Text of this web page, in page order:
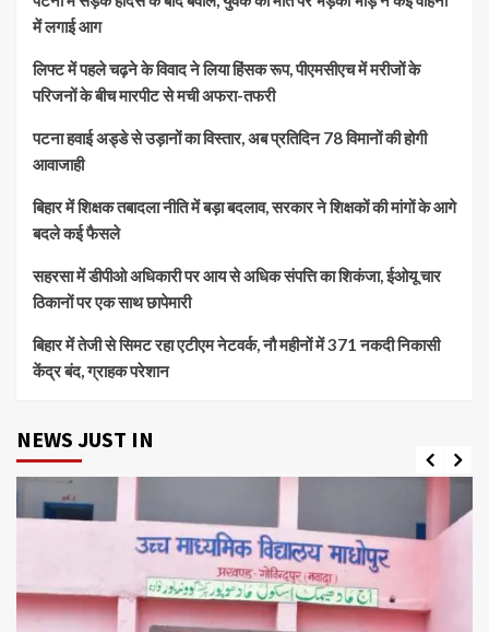
में लगाई आग
लिफ्ट में पहले चढ़ने के विवाद ने लिया हिंसक रूप, पीएमसीएच में मरीजों के
परिजनों के बीच मारपीट से मची अफरा-तफरी
पटना हवाई अड्डे से उड़ानों का विस्तार, अब प्रतिदिन 78 विमानों की होगी
आवाजाही
बिहार में शिक्षक तबादला नीति में बड़ा बदलाव, सरकार ने शिक्षकों की मांगों के आगे
बदले कई फैसले
सहरसा में डीपीओ अधिकारी पर आय से अधिक संपत्ति का शिकंजा, ईओयू चार
ठिकानों पर एक साथ छापेमारी
बिहार में तेजी से सिमट रहा एटीएम नेटवर्क, नौ महीनों में 371 नकदी निकासी
केंद्र बंद, ग्राहक परेशान
NEWS JUST IN